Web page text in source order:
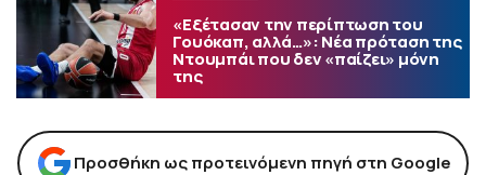
«Εξέτασαν την περίπτωση του
Γουόκαπ, αλλά…»: Νέα πρόταση της
Ντουμπάι που δεν «παίζει» μόνη
της
Προσθήκη ως προτεινόμενη πηγή στη Google